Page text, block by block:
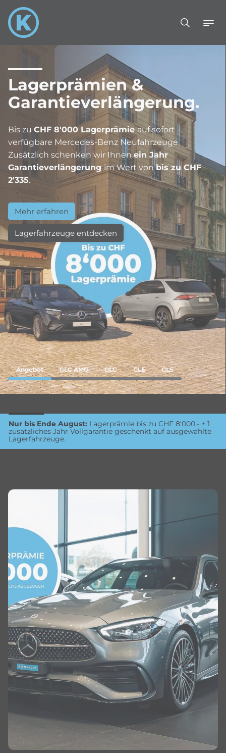
Lagerprämien &
Garantieverlängerung.
Bis zu CHF 8'000 Lagerprämieauf sofort
verfügbare Mercedes-Benz Neufahrzeuge.
Zusätzlich schenken wir Ihnen ein Jahr
Garantieverlängerungim Wert vonbis zu CHF
2'335.
Mehr erfahren
Lagerfahrzeuge entdecken
Angebot GLC AMG GLC GLE GLS
Nur bis Ende August: Lagerprämie bis zu CHF 8‘000.- + 1
zusätzliches Jahr Vollgarantie geschenkt auf ausgewählte
Lagerfahrzeuge.